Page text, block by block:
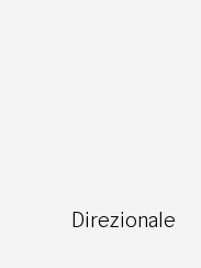
Direzionale